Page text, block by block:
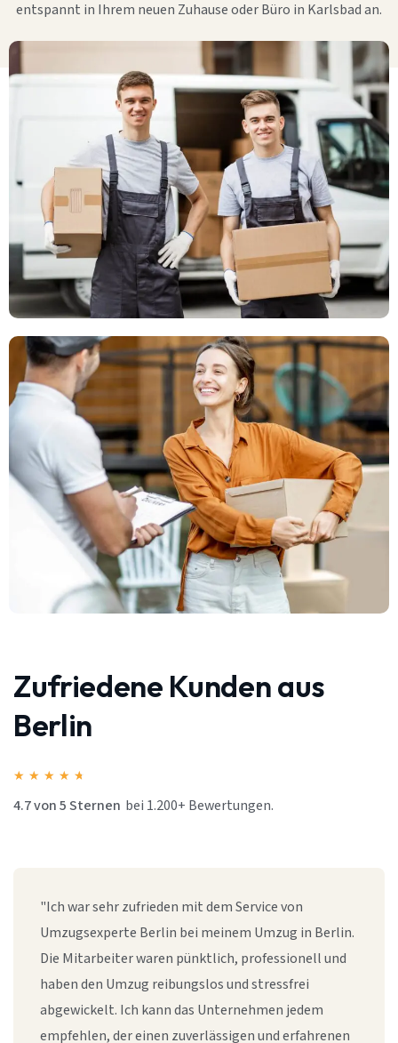
entspannt in Ihrem neuen Zuhause oder Büro in Karlsbad an.
Zufriedene Kunden aus
Berlin
★ ★ ★ ★ ★
4.7 von 5 Sternen bei 1.200+ Bewertungen.
"Ich war sehr zufrieden mit dem Service von
Umzugsexperte Berlin bei meinem Umzug in Berlin.
Die Mitarbeiter waren pünktlich, professionell und
haben den Umzug reibungslos und stressfrei
abgewickelt. Ich kann das Unternehmen jedem
empfehlen, der einen zuverlässigen und erfahrenen